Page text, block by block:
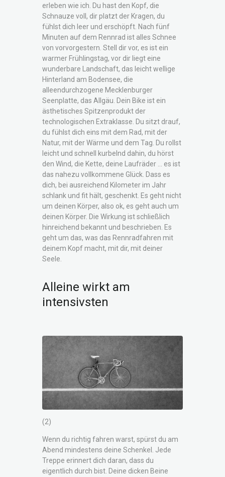
erleben wie ich. Du hast den Kopf, die
Schnauze voll, dir platzt der Kragen, du
fühlst dich leer und erschöpft. Nach fünf
Minuten auf dem Rennrad ist alles Schnee
von vorvorgestern. Stell dir vor, es ist ein
warmer Frühlingstag, vor dir liegt eine
wunderbare Landschaft, das leicht wellige
Hinterland am Bodensee, die
alleendurchzogene Mecklenburger
Seenplatte, das Allgäu. Dein Bike ist ein
ästhetisches Spitzenprodukt der
technologischen Extraklasse. Du sitzt drauf,
du fühlst dich eins mit dem Rad, mit der
Natur, mit der Wärme und dem Tag. Du rollst
leicht und schnell kurbelnd dahin, du hörst
den Wind, die Kette, deine Laufräder … es ist
das nahezu vollkommene Glück. Dass es
dich, bei ausreichend Kilometer im Jahr
schlank und fit hält, geschenkt. Es geht nicht
um deinen Körper, also ok, es geht auch um
deinen Körper. Die Wirkung ist schließlich
hinreichend bekannt und beschrieben. Es
geht um das, was das Rennradfahren mit
deinem Kopf macht, mit dir, mit deiner
Seele.
Alleine wirkt am
intensivsten
(2)
Wenn du richtig fahren warst, spürst du am
Abend mindestens deine Schenkel. Jede
Treppe erinnert dich daran, dass du
eigentlich durch bist. Deine dicken Beine